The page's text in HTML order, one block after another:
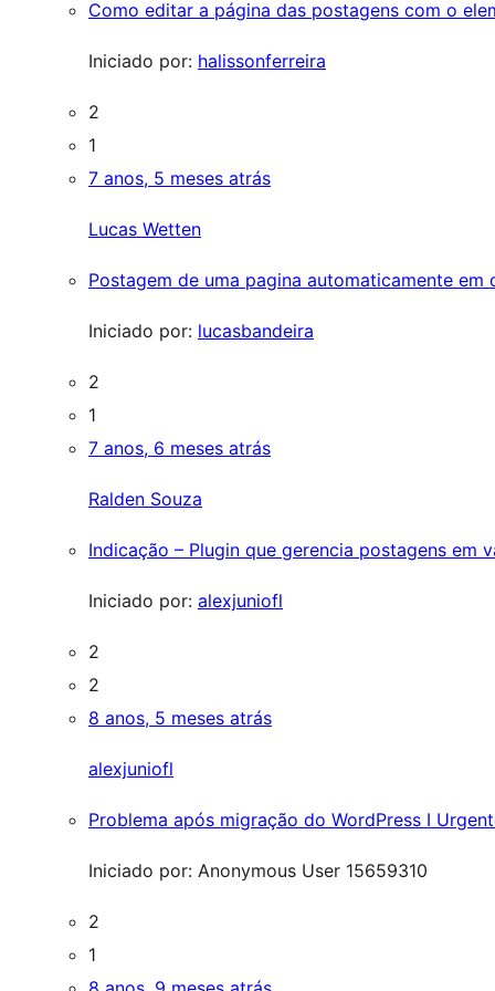
Como editar a página das postagens com o
Iniciado por: halissonferreira
2
1
7 anos, 5 meses atrás
Lucas Wetten
Postagem de uma pagina automaticamente em
Iniciado por: lucasbandeira
2
1
7 anos, 6 meses atrás
Ralden Souza
Indicação – Plugin que gerencia postagens em
Iniciado por: alexjuniofl
2
2
8 anos, 5 meses atrás
alexjuniofl
Problema após migração do WordPress I
Iniciado por: Anonymous User 15659310
2
1